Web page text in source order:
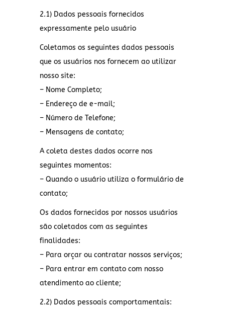
2.1) Dados pessoais fornecidos
expressamente pelo usuário
Coletamos os seguintes dados pessoais
que os usuários nos fornecem ao utilizar
nosso site:
– Nome Completo;
– Endereço de e-mail;
– Número de Telefone;
– Mensagens de contato;
A coleta destes dados ocorre nos
seguintes momentos:
– Quando o usuário utiliza o formulário de
contato;
Os dados fornecidos por nossos usuários
são coletados com as seguintes
finalidades:
– Para orçar ou contratar nossos serviços;
– Para entrar em contato com nosso
atendimento ao cliente;
2.2) Dados pessoais comportamentais: